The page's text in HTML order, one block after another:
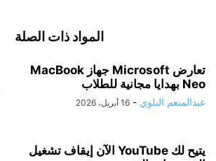
المواد ذات الصلة
تعارض Microsoft جهاز MacBook
Neo بهدايا مجانية للطلاب
عبدالمنعم البلوي - 16 أبريل، 2026
يتيح لك YouTube الآن إيقاف تشغيل